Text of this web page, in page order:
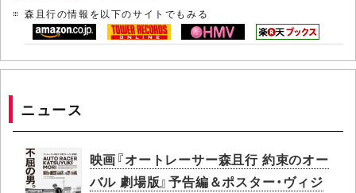
森且行の情報を以下のサイトでもみる
ニュース
映画『オートレーサー森且行 約束のオー
バル 劇場版』予告編＆ポスター・ヴィジ